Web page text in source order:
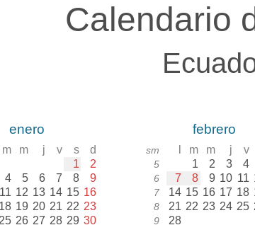
Calendario
enero
m m j v s d
1 2
4 5 6 7 8 9
11 12 13 14 15 16
18 19 20 21 22 23
25 26 27 28 29 30
febrero
sm m m j v
5 1 2 3 4
6 7 8 9 10 11
7 14 15 16 17 18
8 21 22 23 24 25
9 28